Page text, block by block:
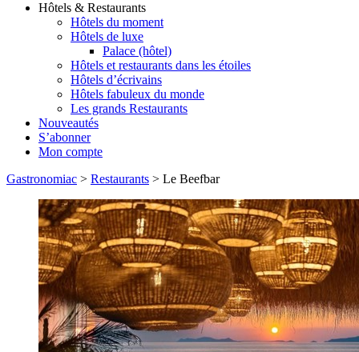
Hôtels & Restaurants
Hôtels du moment
Hôtels de luxe
Palace (hôtel)
Hôtels et restaurants dans les étoiles
Hôtels d’écrivains
Hôtels fabuleux du monde
Les grands Restaurants
Nouveautés
S’abonner
Mon compte
Gastronomiac > Restaurants > Le Beefbar